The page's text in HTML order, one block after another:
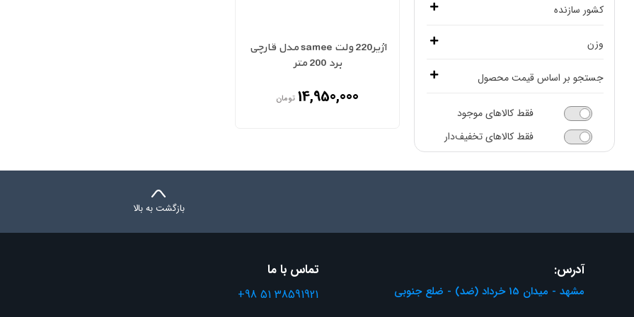
200 متر
کشور سازنده
وزن
1820 گرم
جستجو بر اساس قیمت محصول
14950000
اعمال محدوه قیمت
فقط کالاهای موجود
فقط کالاهای تخفیف‌دار
اژیر220 ولت samee مدل قارچی
برد 200 متر
14,950,000 تومان
بازگشت به بالا
آدرس:
مشهد - میدان 15 خرداد (ضد) - ضلع جنوبی
تماس با ما
+98 51 38591921